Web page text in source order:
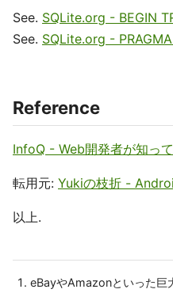
See. SQLite.org - BEGIN
See. SQLite.org -
Reference
InfoQ - Web開発者が知っ
転用元: Yukiの枝折 -
以上.
eBayやAmazonといった巨